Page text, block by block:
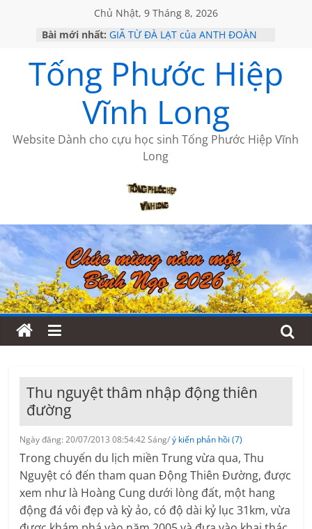
Chủ Nhật, 9 Tháng 8, 2026
Bài mới nhất:
CHÙM THƠ CỦA BÍCH HÀ
GIÃ TỪ ĐÀ LẠT của ANTH ĐOÀN
KHÔNG ĐỀ 20 CỦA THÁI LÃO
KHÔNG ĐỀ 19 CỦA THÁI LÃO
Tống Phước Hiệp
Vĩnh Long
Website Dành cho cựu học sinh Tống Phước Hiệp Vĩnh
Long
Thu nguyệt thâm nhập động thiên
đường
Ngày đăng: 20/07/2013 08:54:42 Sáng/ý kiến phản hồi (7)
Trong chuyến du lịch miền Trung vừa qua, Thu
Nguyệt có đến tham quan Động Thiên Đường, được
xem như là Hoàng Cung dưới lòng đất, một hang
động đá vôi đẹp và kỳ ảo, có độ dài kỷ lục 31km, vừa